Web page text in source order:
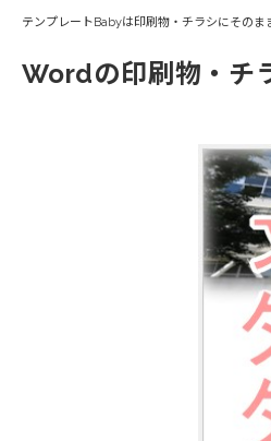
テンプレートBabyは印刷物・チラシにその
Wordの印刷物・チ